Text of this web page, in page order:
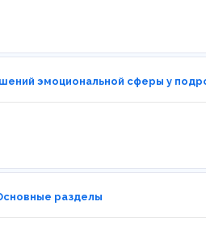
эмоциональной сферы у
разделы